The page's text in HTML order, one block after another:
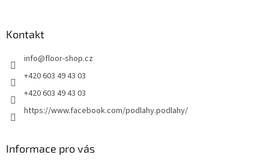
Kontakt
info@floor-shop.cz
+420 603 49 43 03
+420 603 49 43 03
https://www.facebook.com/podlahy.podlahy/
Informace pro vás